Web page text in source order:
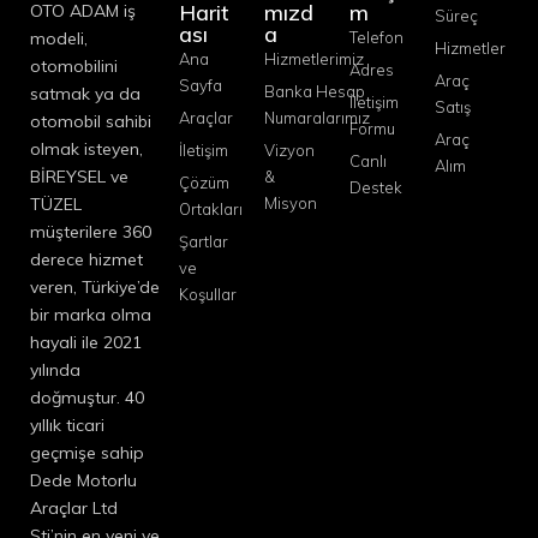
OTO ADAM iş
modeli,
otomobilini
satmak ya da
otomobil sahibi
olmak isteyen,
BİREYSEL ve
TÜZEL
müşterilere 360
derece hizmet
veren, Türkiye’de
bir marka olma
hayali ile 2021
yılında
doğmuştur. 40
yıllık ticari
geçmişe sahip
Dede Motorlu
Araçlar Ltd
Harit
ası
Ana
Sayfa
Araçlar
İletişim
Çözüm
Ortakları
Şartlar
ve
Koşullar
mızd
a
Hizmetlerimiz
Banka Hesap
Numaralarımız
Vizyon
&
Misyon
m
Telefon
Adres
İletişim
Formu
Canlı
Destek
Süreç
Hizmetler
Araç
Satış
Araç
Alım